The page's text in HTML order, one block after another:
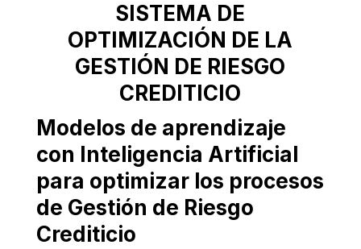
SISTEMA DE
OPTIMIZACIÓN DE LA
GESTIÓN DE RIESGO
CREDITICIO
Modelos de aprendizaje
con Inteligencia Artificial
para optimizar los procesos
de Gestión de Riesgo
Crediticio